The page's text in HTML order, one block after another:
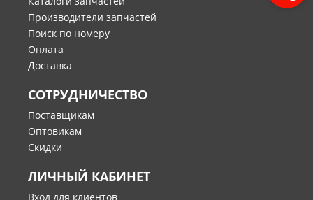
Производители запчастей
Поиск по номеру
Оплата
Доставка
СОТРУДНИЧЕСТВО
Поставщикам
Оптовикам
Скидки
ЛИЧНЫЙ КАБИНЕТ
Вход для клиентов